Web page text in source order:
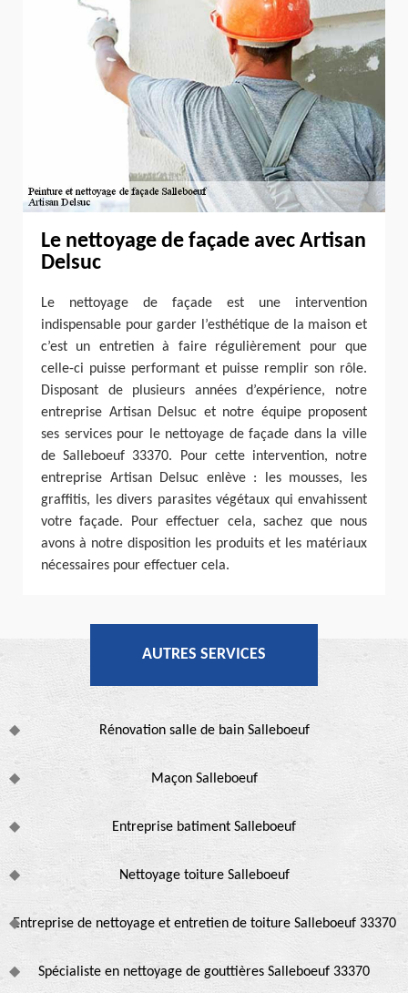
Le nettoyage de façade avec Artisan
Delsuc
Le nettoyage de façade est une intervention
indispensable pour garder l’esthétique de la maison et
c’est un entretien à faire régulièrement pour que
celle-ci puisse performant et puisse remplir son rôle.
Disposant de plusieurs années d’expérience, notre
entreprise Artisan Delsuc et notre équipe proposent
ses services pour le nettoyage de façade dans la ville
de Salleboeuf 33370. Pour cette intervention, notre
entreprise Artisan Delsuc enlève : les mousses, les
graffitis, les divers parasites végétaux qui envahissent
votre façade. Pour effectuer cela, sachez que nous
avons à notre disposition les produits et les matériaux
nécessaires pour effectuer cela.
AUTRES SERVICES
Rénovation salle de bain Salleboeuf
Maçon Salleboeuf
Entreprise batiment Salleboeuf
Nettoyage toiture Salleboeuf
Entreprise de nettoyage et entretien de toiture Salleboeuf 33370
Spécialiste en nettoyage de gouttières Salleboeuf 33370